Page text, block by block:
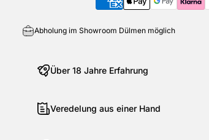
Abholung im Showroom Dülmen möglich
Über 18 Jahre Erfahrung
Veredelung aus einer Hand